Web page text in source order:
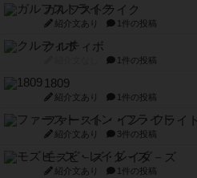
ガルフストライク
紹介文あり 1件の投稿
クルティボ
1件の投稿
1809
紹介文あり 1件の投稿
ファースト・イン・フライト
紹介文あり 3件の投稿
モズビ－ズ・レイダ－ズ
紹介文あり 1件の投稿